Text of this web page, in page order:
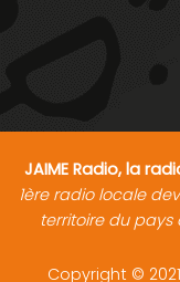
JAIME Radio, la
1ère radio locale
territoire du pays
Copyright ©